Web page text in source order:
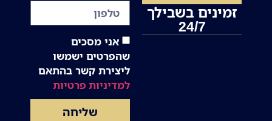
זמינים בשבילך
24/7
אני מסכים
שהפרטים ישמשו
ליצירת קשר בהתאם
למדיניות פרטיות
שליחה